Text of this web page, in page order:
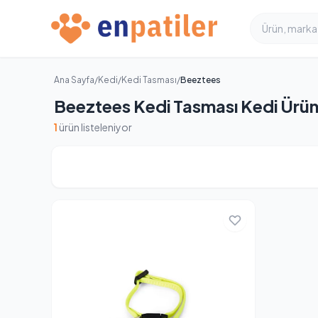
Ana Sayfa/Kedi/Kedi Tasması/Beeztees
Beeztees Kedi Tasması Kedi
1 ürün listeleniyor